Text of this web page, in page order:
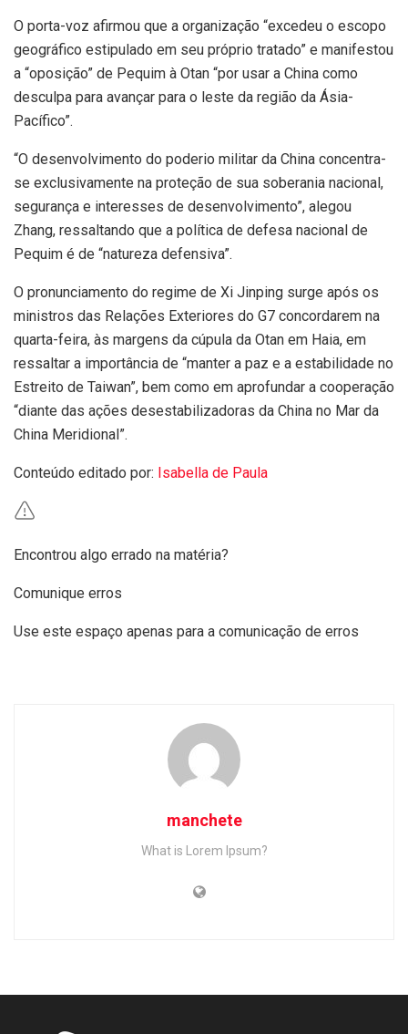
O porta-voz afirmou que a organização “excedeu o escopo
geográfico estipulado em seu próprio tratado” e manifestou
a “oposição” de Pequim à Otan “por usar a China como
desculpa para avançar para o leste da região da Ásia-
Pacífico”.
“O desenvolvimento do poderio militar da China concentra-
se exclusivamente na proteção de sua soberania nacional,
segurança e interesses de desenvolvimento”, alegou
Zhang, ressaltando que a política de defesa nacional de
Pequim é de “natureza defensiva”.
O pronunciamento do regime de Xi Jinping surge após os
ministros das Relações Exteriores do G7 concordarem na
quarta-feira, às margens da cúpula da Otan em Haia, em
ressaltar a importância de “manter a paz e a estabilidade no
Estreito de Taiwan”, bem como em aprofundar a cooperação
“diante das ações desestabilizadoras da China no Mar da
China Meridional”.
Conteúdo editado por: Isabella de Paula
Encontrou algo errado na matéria?
Comunique erros
Use este espaço apenas para a comunicação de erros
manchete
What is Lorem Ipsum?